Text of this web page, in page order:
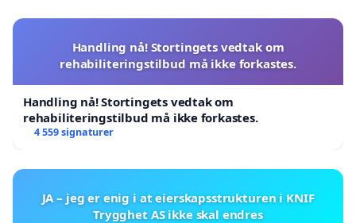
Handling nå! Stortingets vedtak om
rehabiliteringstilbud må ikke forkastes.
Handling nå! Stortingets vedtak om
rehabiliteringstilbud må ikke forkastes.
4 559 signaturer
JA – jeg er enig i at eierskapsstrukturen i KNIF
Trygghet AS ikke skal endres